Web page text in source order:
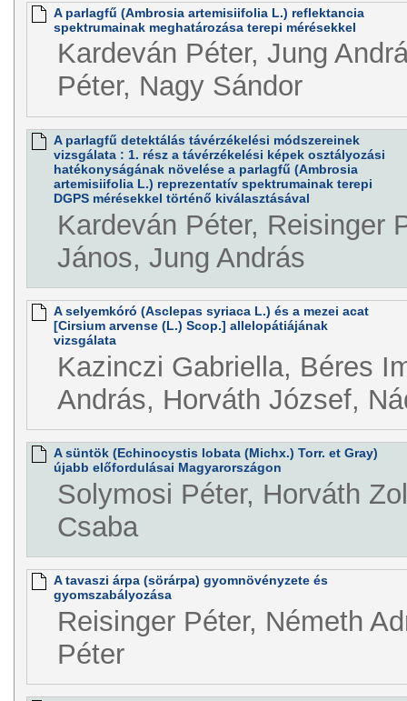
A parlagfű (Ambrosia artemisiifolia L.) reflektancia
spektrumainak meghatározása terepi mérésekkel
Kardeván Péter, Jung
Péter, Nagy Sándor
A parlagfű detektálás távérzékelési módszereinek
vizsgálata : 1. rész a távérzékelési képek osztályozási
hatékonyságának növelése a parlagfű (Ambrosia
artemisiifolia L.) reprezentatív spektrumainak terepi
DGPS mérésekkel történő kiválasztásával
Kardeván Péter, Reisinger
János, Jung András
A selyemkóró (Asclepas syriaca L.) és a mezei acat
[Cirsium arvense (L.) Scop.] allelopátiájának
vizsgálata
Kazinczi Gabriella, Béres
András, Horváth József,
A süntök (Echinocystis lobata (Michx.) Torr. et Gray)
újabb előfordulásai Magyarországon
Solymosi Péter, Horváth
Csaba
A tavaszi árpa (sörárpa) gyomnövényzete és
gyomszabályozása
Reisinger Péter, Németh
Péter